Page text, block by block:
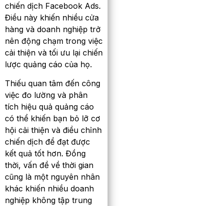
chiến dịch Facebook Ads.
Điều này khiến nhiều cửa
hàng và doanh nghiệp trở
nên động chạm trong việc
cải thiện và tối ưu lại chiến
lược quảng cáo của họ.
Thiếu quan tâm đến công
việc đo lường và phân
tích hiệu quả quảng cáo
có thể khiến bạn bỏ lỡ cơ
hội cải thiện và điều chỉnh
chiến dịch để đạt được
kết quả tốt hơn. Đồng
thời, vấn đề về thời gian
cũng là một nguyên nhân
khác khiến nhiều doanh
nghiệp không tập trung